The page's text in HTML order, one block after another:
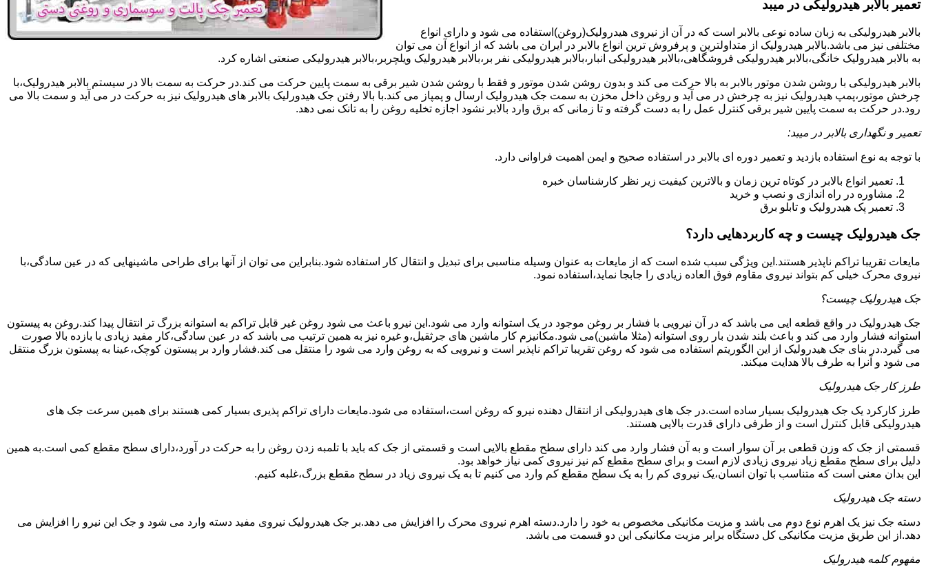
تعمیر بالابر هیدرولیکی در میبد
بالابر هیدرولیکی به زبان ساده نوعی بالابر است که در آن از نیروی هیدرولیک(روغن)استفاده می شود و دارای انواع
مختلفی نیز می باشد.بالابر هیدرولیک از متداولترین و پرفروش ترین انواع بالابر در ایران می باشد که از انواع آن می توان
به بالابر هیدرولیک خانگی،بالابر هیدرولیکی فروشگاهی،بالابر هیدرولیکی انبار،بالابر هیدرولیکی نفر بر،بالابر هیدرولیک ویلچربر،بالابر هیدرولیکی صنعتی اشاره کرد.
بالابر هیدرولیکی با روشن شدن موتور بالابر به بالا حرکت می کند و بدون روشن شدن موتور و فقط با روشن شدن شیر برقی به سمت پایین حرکت می کند.در حرکت به سمت بالا در سیستم بالابر هیدرولیک،با
چرخش موتور،پمپ هیدرولیک نیز به چرخش در می آید و روغن داخل مخزن به سمت جک هیدرولیک ارسال و پمپاز می کند.با بالا رفتن جک هیدورلیک بالابر های هیدرولیک نیز به حرکت در می آید و سمت بالا می
رود.در حرکت به سمت پایین شیر برقی کنترل عمل را به دست گرفته و تا زمانی که برق وارد بالابر نشود اجازه تخلیه روغن را به تانک نمی دهد.
تعمیر و نگهداری بالابر در میبد:
با توجه به نوع استفاده بازدید و تعمیر دوره ای بالابر در استفاده صحیح و ایمن اهمیت فراوانی دارد.
تعمیر انواع بالابر در کوتاه ترین زمان و بالاترین کیفیت زیر نظر کارشناسان خبره
مشاوره در راه اندازی و نصب و خرید
تعمیر پک هیدرولیک و تابلو برق
جک هیدرولیک چیست و چه کاربردهایی دارد؟
مایعات تقریبا تراکم ناپذیر هستند.این ویژگی سبب شده است که از مایعات به عنوان وسیله مناسبی برای تبدیل و انتقال کار استفاده شود.بنابراین می توان از آنها برای طراحی ماشینهایی که در عین سادگی،با
نیروی محرک خیلی کم بتواند نیروی مقاوم فوق العاده زیادی را جابجا نماید،استفاده نمود.
جک هیدرولیک چیست؟
جک هیدرولیک در واقع قطعه ایی می باشد که در آن نیرویی با فشار بر روغن موجود در یک استوانه وارد می شود.این نیرو باعث می شود روغن غیر قابل تراکم به استوانه بزرگ تر انتقال پیدا کند.روغن به پیستون
استوانه فشار وارد می کند و باعث بلند شدن بار روی استوانه (مثلا ماشین)می شود.مکانیزم کار ماشین های جرثقیل،و غیره نیز به همین ترتیب می باشد که در عین سادگی،کار مفید زیادی با بازده بالا صورت
می گیرد.در بنای جک هیدرولیک از این الگوریتم استفاده می شود که روغن تقریبا تراکم ناپذیر است و نیرویی که به روغن وارد می شود را منتقل می کند.فشار وارد بر پیستون کوچک،عینا به پیستون بزرگ منتقل
می شود و آنرا به طرف بالا هدایت میکند.
طرز کار جک هیدرولیک
طرز کارکرد یک جک هیدرولیک بسیار ساده است.در جک های هیدرولیکی از انتقال دهنده نیرو که روغن است،استفاده می شود.مایعات دارای تراکم پذیری بسیار کمی هستند برای همین سرعت جک های
هیدرولیکی قابل کنترل است و از طرفی دارای قدرت بالایی هستند.
قسمتی از جک که وزن قطعی بر آن سوار است و به آن فشار وارد می کند دارای سطح مقطع بالایی است و قسمتی از جک که باید با تلمبه زدن روغن را به حرکت در آورد،دارای سطح مقطع کمی است.به همین
دلیل برای سطح مقطع زیاد نیروی زیادی لازم است و برای سطح مقطع کم نیز نیروی کمی نیاز خواهد بود.
این بدان معنی است که متناسب با توان انسان،یک نیروی کم را به یک سطح مقطع کم وارد می کنیم تا به یک نیروی زیاد در سطح مقطع بزرگ،غلبه کنیم.
دسته جک هیدرولیک
دسته جک نیز یک اهرم نوع دوم می باشد و مزیت مکانیکی مخصوص به خود را دارد.دسته اهرم نیروی محرک را افزایش می دهد.بر جک هیدرولیک نیروی مفید دسته وارد می شود و جک این نیرو را افزایش می
دهد.از این طریق مزیت مکانیکی کل دستگاه برابر مزیت مکانیکی این دو قسمت می باشد.
مفهوم کلمه هیدرولیک